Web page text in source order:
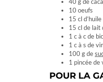
10 oeufs
15 cl d’huile
15 cl de lait
1 c à c de
1 c à s de
100 g de
1 pincée de
POUR LA